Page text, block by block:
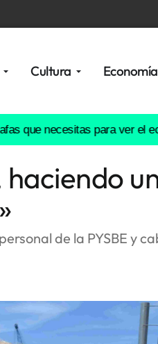
Cultura Economía
para ver el eclipse
de la PYSBE y